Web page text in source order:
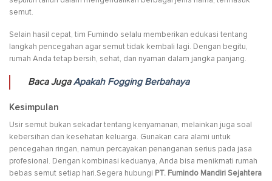
semut.
Selain hasil cepat, tim Fumindo selalu memberikan edukasi tentang
langkah pencegahan agar semut tidak kembali lagi. Dengan begitu,
rumah Anda tetap bersih, sehat, dan nyaman dalam jangka panjang.
Baca JugaApakah Fogging Berbahaya
Kesimpulan
Usir semut bukan sekadar tentang kenyamanan, melainkan juga soal
kebersihan dan kesehatan keluarga. Gunakan cara alami untuk
pencegahan ringan, namun percayakan penanganan serius pada jasa
profesional. Dengan kombinasi keduanya, Anda bisa menikmati rumah
bebas semut setiap hari.Segera hubungi PT. Fumindo Mandiri Sejahtera